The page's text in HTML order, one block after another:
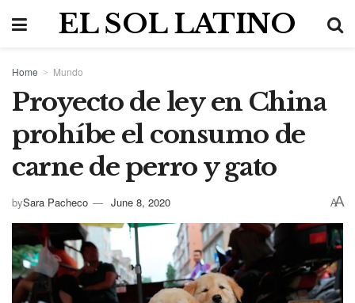
EL SOL LATINO
Home Mundo
Proyecto de ley en China
prohíbe el consumo de
carne de perro y gato
bySara Pacheco June 8, 2020 AA